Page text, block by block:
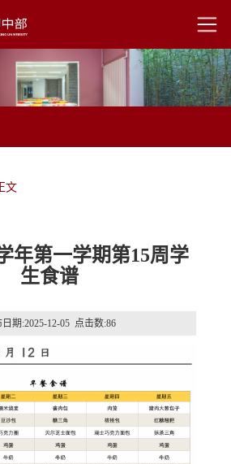
文
年第一学期第15周学
生食谱
日期:2025-12-05 点击数:86